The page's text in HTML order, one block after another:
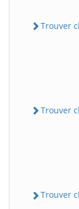
Trouver
Trouver
Trouver